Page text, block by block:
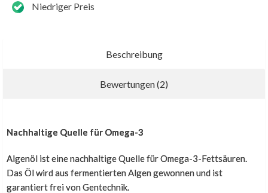
Niedriger Preis
Beschreibung
Bewertungen (2)
Nachhaltige Quelle für Omega-3
Algenöl ist eine nachhaltige Quelle für Omega-3-Fettsäuren.
Das Öl wird aus fermentierten Algen gewonnen und ist
garantiert frei von Gentechnik.